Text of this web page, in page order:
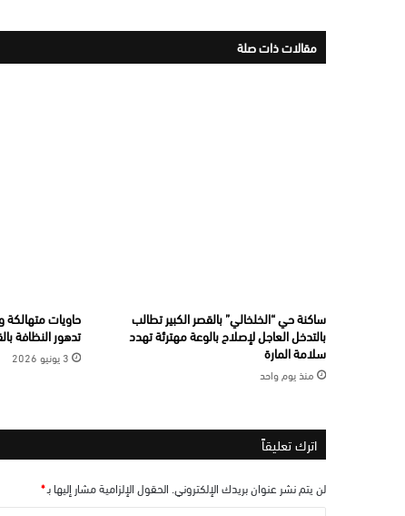
مقالات ذات صلة
ساكنة حي “الخلخالي” بالقصر الكبير تطالب
بالتدخل العاجل لإصلاح بالوعة مهترئة تهدد
سلامة المارة
منذ يوم واحد
حاويات متهالكة
تدهور النظافة
3 يونيو 2026
اترك تعليقاً
لن يتم نشر عنوان بريدك الإلكتروني. الحقول الإلزامية مشار إليها بـ*